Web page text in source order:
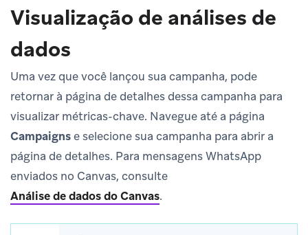
Visualização de análises de
dados
Uma vez que você lançou sua campanha, pode
retornar à página de detalhes dessa campanha para
visualizar métricas-chave. Navegue até a página
Campaignse selecione sua campanha para abrir a
página de detalhes. Para mensagens WhatsApp
enviados no Canvas, consulte
Análise de dados do Canvas.